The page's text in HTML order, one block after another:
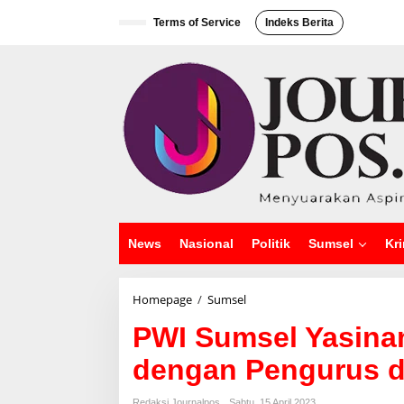
Terms of Service Indeks Berita
News Nasional Politik Sumsel
Homepage / Sumsel
I
S
u
m
s
PWI Sumsel
dengan Pengurus